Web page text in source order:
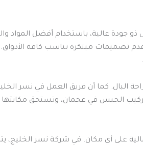
عالية، باستخدام أفضل المواد
تصميمات مبتكرة تناسب كافة
البال. كما أن فريق العمل في نسر
الجبس في عجمان، وتستحق
على أي مكان. في شركة نسر الخليج،